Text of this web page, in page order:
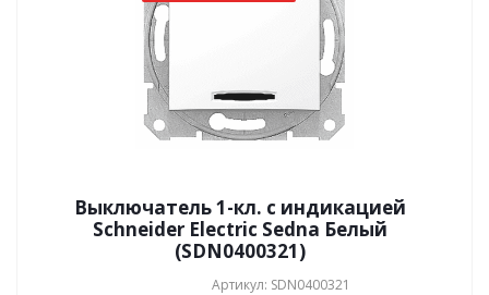
Выключатель 1-кл. с индикацией
Schneider Electric Sedna Белый
(SDN0400321)
Артикул: SDN0400321